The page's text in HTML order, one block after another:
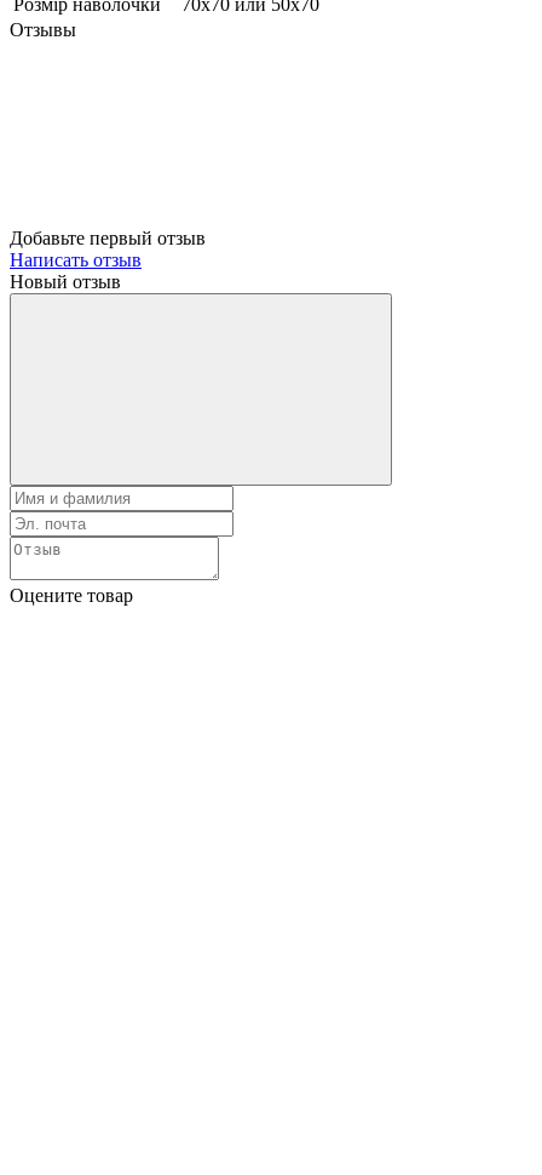
Отзывы
Добавьте первый отзыв
Написать отзыв
Новый отзыв
Оцените товар